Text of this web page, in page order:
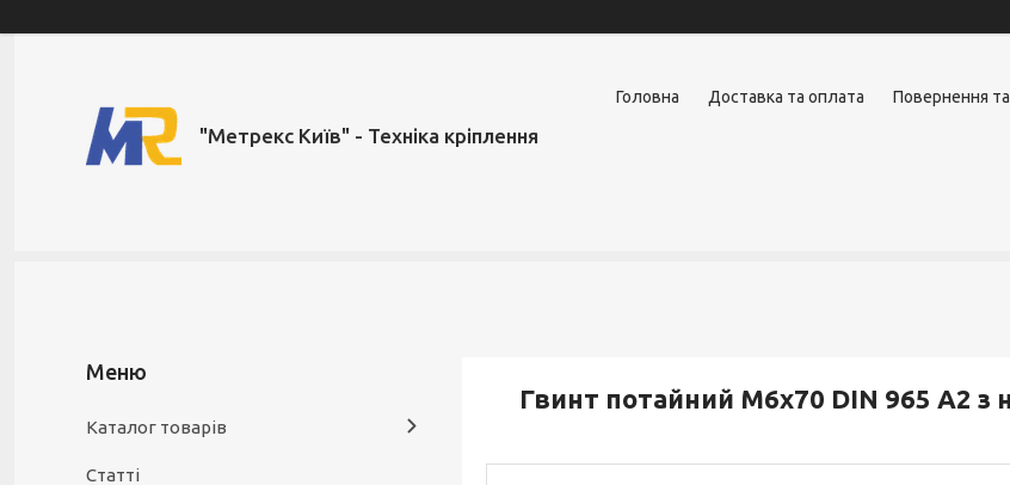
"Метрекс Київ" - Техніка кріплення
Головна Доставка та оплата Повернення
Гвинт потайний М6х70 DIN 965 А2 з
Каталог товарів
Статті